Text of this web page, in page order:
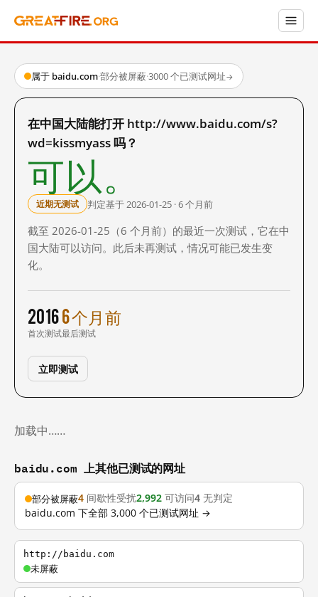
属于 baidu.com·部分被屏蔽·3000 个已测试网址→
在中国大陆能打开 http://www.baidu.com/s?
wd=kissmyass 吗？
可以。
近期无测试 判定基于 2026-01-25 · 6 个月前
截至 2026-01-25（6 个月前）的最近一次测试，它在中
国大陆可以访问。此后未再测试，情况可能已发生变
化。
2016
首次测试
6 个月前
最后测试
立即测试
加载中……
baidu.com 上其他已测试的网址
部分被屏蔽4 间歇性受扰2,992 可访问4 无判定
baidu.com 下全部 3,000 个已测试网址 →
http://baidu.com
未屏蔽